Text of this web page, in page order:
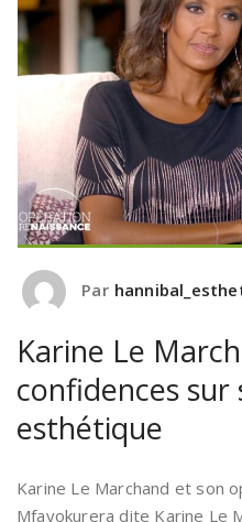
Par
Karine Le
confidences
esthétique
Karine Le Marchand et son
Mfayokurera dite Karine Le